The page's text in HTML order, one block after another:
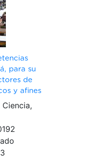
para su
de
y afines